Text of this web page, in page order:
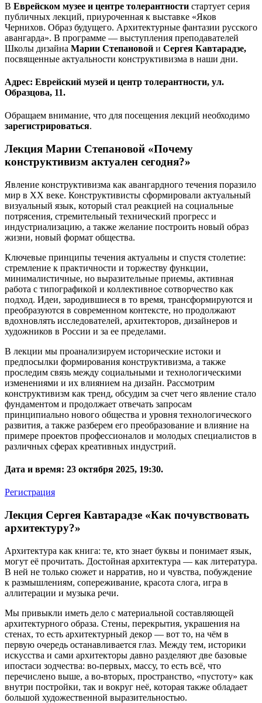
В Еврейском музее и центре толерантности стартует серия
публичных лекций, приуроченная к выставке «Яков
Чернихов. Образ будущего. Архитектурные фантазии русского
авангарда». В программе — выступления преподавателей
Школы дизайна Марии Степановой и Сергея Кавтарадзе,
посвященные актуальности конструктивизма в наши дни.
Адрес: Еврейский музей и центр толерантности, ул.
Образцова, 11.
Обращаем внимание, что для посещения лекций необходимо
зарегистрироваться.
Лекция Марии Степановой «Почему
конструктивизм актуален сегодня?»
Явление конструктивизма как авангардного течения поразило
мир в XX веке. Конструктивисты сформировали актуальный
визуальный язык, который стал реакцией на социальные
потрясения, стремительный технический прогресс и
индустриализацию, а также желание построить новый образ
жизни, новый формат общества.
Ключевые принципы течения актуальны и спустя столетие:
стремление к практичности и торжеству функции,
минималистичные, но выразительные приемы, активная
работа с типографикой и коллективное сотворчество как
подход. Идеи, зародившиеся в то время, трансформируются и
преобразуются в современном контексте, но продолжают
вдохновлять исследователей, архитекторов, дизайнеров и
художников в России и за ее пределами.
В лекции мы проанализируем исторические истоки и
предпосылки формирования конструктивизма, а также
проследим связь между социальными и технологическими
изменениями и их влиянием на дизайн. Рассмотрим
конструктивизм как тренд, обсудим за счет чего явление стало
фундаментом и продолжает отвечать запросам
принципиально нового общества и уровня технологического
развития, а также разберем его преобразование и влияние на
примере проектов профессионалов и молодых специалистов в
различных сферах креативных индустрий.
Дата и время: 23 октября 2025, 19:30.
Регистрация
Лекция Сергея Кавтарадзе «Как почувствовать
архитектуру?»
Архитектура как книга: те, кто знает буквы и понимает язык,
могут её прочитать. Достойная архитектура — как литература.
В ней не только сюжет и нарратив, но и чувства, побуждение
к размышлениям, сопереживание, красота слога, игра в
аллитерации и музыка речи.
Мы привыкли иметь дело с материальной составляющей
архитектурного образа. Стены, перекрытия, украшения на
стенах, то есть архитектурный декор — вот то, на чём в
первую очередь останавливается глаз. Между тем, историки
искусства и сами архитекторы давно разделяют две базовые
ипостаси зодчества: во-первых, массу, то есть всё, что
перечислено выше, а во-вторых, пространство, «пустоту» как
внутри постройки, так и вокруг неё, которая также обладает
большой художественной выразительностью.